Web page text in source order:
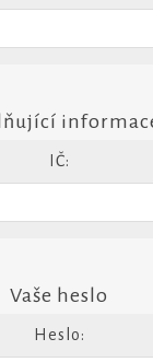
IČ:
Vaše heslo
Heslo: